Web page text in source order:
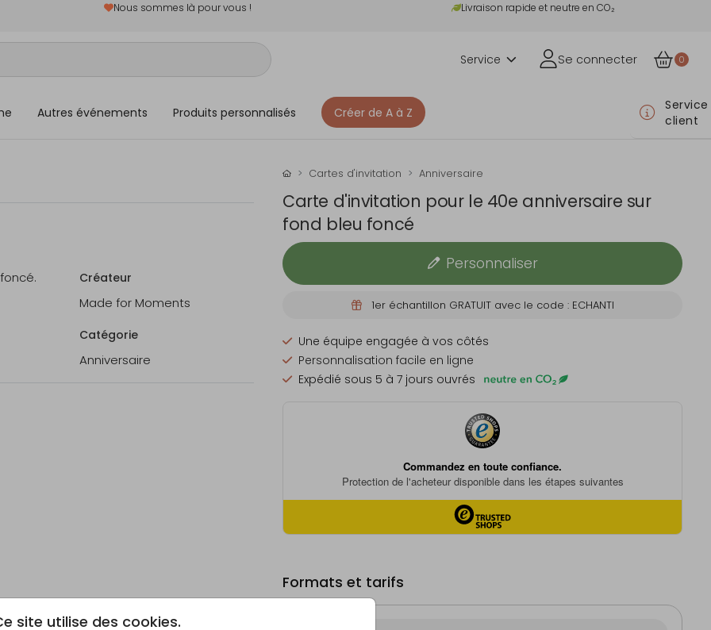
Nous sommes là pour vous ! Livraison rapide et neutre en CO₂
Service Se connecter 0
Autres événements Produits personnalisés Créer de A à Z
Service
client
site utilise des cookies.
Créateur
Made for Moments
Catégorie
Anniversaire
Cartes d'invitation Anniversaire
Carte d'invitation pour le 40e anniversaire sur
fond bleu foncé
Personnaliser
1er échantillon GRATUIT avec le code : ECHANTI
Une équipe engagée à vos côtés
Personnalisation facile en ligne
Expédié sous 5 à 7 jours ouvrés
Formats et tarifs